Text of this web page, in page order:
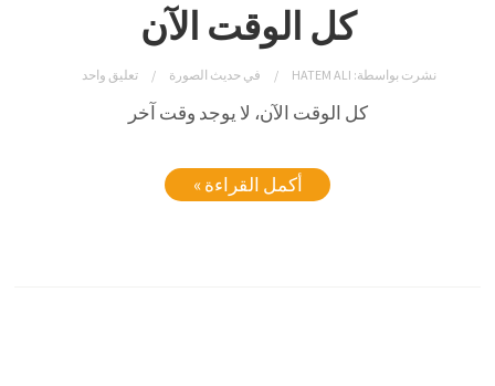
كل الوقت الآن
نشرت بواسطة: HATEM ALI فيحديث الصورة تعليق واحد
كل الوقت الآن، لا يوجد وقت آخر
أكمل القراءة »